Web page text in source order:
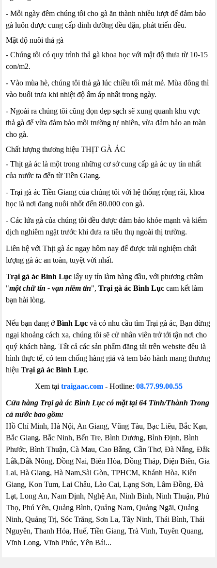
- Mỗi ngày đêm chúng tôi cho gà ăn thành nhiều lượt để đảm bảo
gà luôn được cung cấp dinh dưỡng đều đặn, phát triển đều.
Mật độ nuôi thả gà
- Chúng tôi có quy trình thả gà khoa học với mật độ thưa từ 10-15
con/m2.
- Vào mùa hè, chúng tôi thả gà lúc chiều tối mát mẻ. Mùa đông thì
vào buổi trưa khi nhiệt độ ấm áp nhất trong ngày.
- Ngoài ra chúng tôi cũng dọn dẹp sạch sẽ xung quanh khu vực
thả gà để vừa đảm bảo môi trường tự nhiên, vừa đảm bảo an toàn
cho gà.
Chất lượng thương hiệu THỊT GÀ ÁC
- Thịt gà ác là một trong những cơ sở cung cấp gà ác uy tín nhất
của nước ta đến từ Tiền Giang.
- Trại gà ác Tiền Giang của chúng tôi với hệ thống rộng rãi, khoa
học là nơi đang nuôi nhốt đến 80.000 con gà.
- Các lứa gà của chúng tôi đều được đảm bảo khỏe mạnh và kiểm
dịch nghiêm ngặt trước khi đưa ra tiêu thụ ngoài thị trường.
Liên hệ với Thịt gà ác ngay hôm nay để được trải nghiệm chất
lượng gà ác an toàn, tuyệt vời nhất.
Trại gà ác Bình Lục lấy uy tín làm hàng đầu, với phương châm
"một chữ tín - vạn niềm tin",Trại gà ác Bình Lục cam kết làm
bạn hài lòng.
Nếu bạn đang ởBình Lục và có nhu cầu tìm Trại gà ác, Bạn đừng
ngại khoảng cách xa, chúng tôi sẽ cử nhân viên trở tới tận nơi cho
quý khách hàng. Tất cả các sản phẩm đăng tải trên website đều là
hình thực tế, có tem chống hàng giả và tem bảo hành mang thương
hiệuTrại gà ác Bình Lục.
Xem tại traigaac.com- Hotline: 08.77.99.00.55
Cửa hàng Trại gà ác Bình Lục có mặt tại 64 Tỉnh/Thành Trong
cả nước bao gồm:
Hồ Chí Minh, Hà Nội, An Giang, Vũng Tàu, Bạc Liêu, Bắc Kạn,
Bắc Giang, Bắc Ninh, Bến Tre, Bình Dương, Bình Định, Bình
Phước, Bình Thuận, Cà Mau, Cao Bằng, Cần Thơ, Đà Nẵng, Đắk
Lắk,Đắk Nông, Đồng Nai, Biên Hòa, Đồng Tháp, Điện Biên, Gia
Lai, Hà Giang, Hà Nam,Sài Gòn, TPHCM, Khánh Hòa, Kiên
Giang, Kon Tum, Lai Châu, Lào Cai, Lạng Sơn, Lâm Đồng, Đà
Lạt, Long An, Nam Định, Nghệ An, Ninh Bình, Ninh Thuận, Phú
Thọ, Phú Yên, Quảng Bình, Quảng Nam, Quảng Ngãi, Quảng
Ninh, Quảng Trị, Sóc Trăng, Sơn La, Tây Ninh, Thái Bình, Thái
Nguyên, Thanh Hóa, Huế, Tiền Giang, Trà Vinh, Tuyên Quang,
Vĩnh Long, Vĩnh Phúc, Yên Bái...